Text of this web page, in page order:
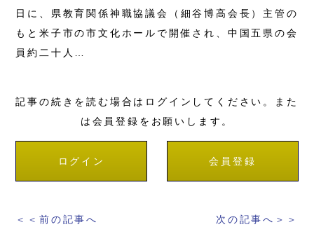
日に、県教育関係神職協議会（細谷博高会長）主管の
もと米子市の市文化ホールで開催され、中国五県の会
員約二十人…
記事の続きを読む場合はログインしてください。また
は会員登録をお願いします。
ログイン 会員登録
＜＜前の記事へ 次の記事へ＞＞